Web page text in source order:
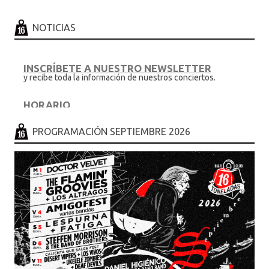
o
NOTICIAS
INSCRÍBETE A NUESTRO NEWSLETTER
y recibe toda la información de nuestros conciertos.
HORARIO
.... en sesion de discoteca hasta las 6.30h
PROGRAMACIÓN SEPTIEMBRE 2026